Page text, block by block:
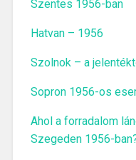
Szentes 1956-ban
Hatvan – 1956
Szolnok – a
Sopron 1956-os
Ahol a forradalom
Szegeden 1956-